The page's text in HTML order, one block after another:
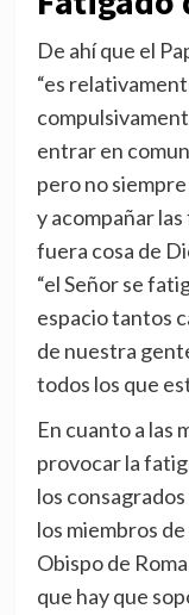
De ahí que el
“es
entrar en
pero no
y acompañar
fuera cosa de
“el Señor se
espacio tantos
de nuestra
todos los que
En cuanto a las
provocar la
los
los miembros
Obispo de
que hay que